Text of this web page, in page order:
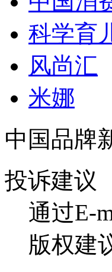
科学育
风尚汇
米娜
中国品牌
投诉建议
通过E-
版权建